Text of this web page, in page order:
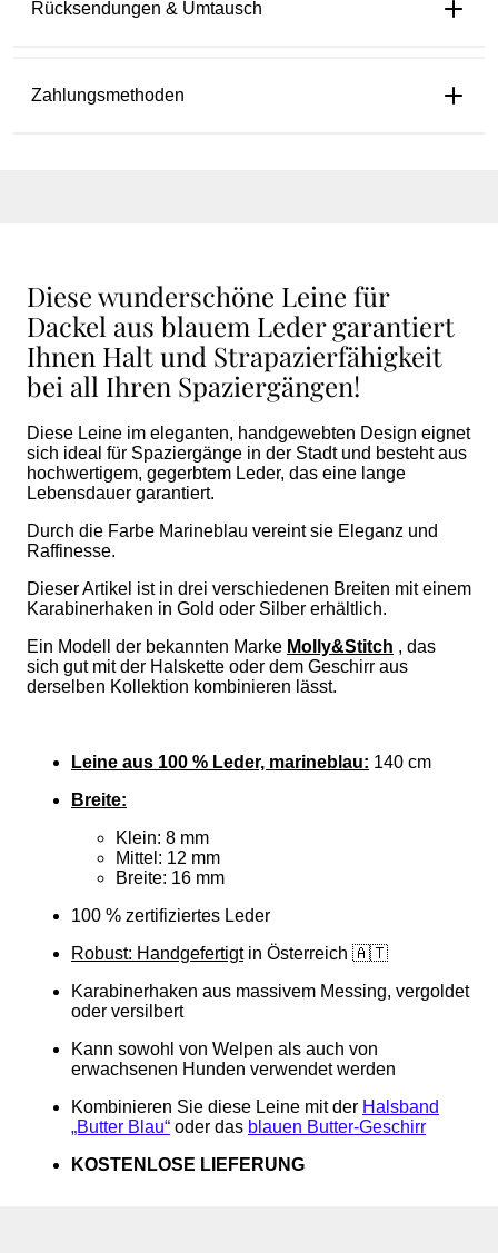
Rücksendungen & Umtausch
Zahlungsmethoden
Diese wunderschöne Leine für
Dackel aus blauem Leder garantiert
Ihnen Halt und Strapazierfähigkeit
bei all Ihren Spaziergängen!
Diese Leine im eleganten, handgewebten Design eignet
sich ideal für Spaziergänge in der Stadt und besteht aus
hochwertigem, gegerbtem Leder, das eine lange
Lebensdauer garantiert.
Durch die Farbe Marineblau vereint sie Eleganz und
Raffinesse.
Dieser Artikel ist in drei verschiedenen Breiten mit einem
Karabinerhaken in Gold oder Silber erhältlich.
Ein Modell der bekannten Marke Molly&Stitch , das
sich gut mit der Halskette oder dem Geschirr aus
derselben Kollektion kombinieren lässt.
Leine aus 100 % Leder, marineblau: 140 cm
Breite:
Klein: 8 mm
Mittel: 12 mm
Breite: 16 mm
100 % zertifiziertes Leder
Robust: Handgefertigtin Österreich 🇦🇹
Karabinerhaken aus massivem Messing, vergoldet
oder versilbert
Kann sowohl von Welpen als auch von
erwachsenen Hunden verwendet werden
Kombinieren Sie diese Leine mit der Halsband
„Butter Blau“ oder das blauen Butter-Geschirr
KOSTENLOSE LIEFERUNG